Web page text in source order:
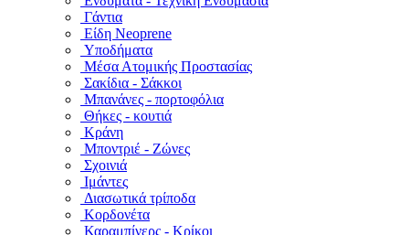
Γάντια
Είδη Neoprene
Υποδήματα
Μέσα Ατομικής Προστασίας
Σακίδια - Σάκκοι
Μπανάνες - πορτοφόλια
Θήκες - κουτιά
Κράνη
Μποντριέ - Ζώνες
Σχοινιά
Ιμάντες
Διασωτικά τρίποδα
Κορδονέτα
Καραμπίνερς - Κρίκοι